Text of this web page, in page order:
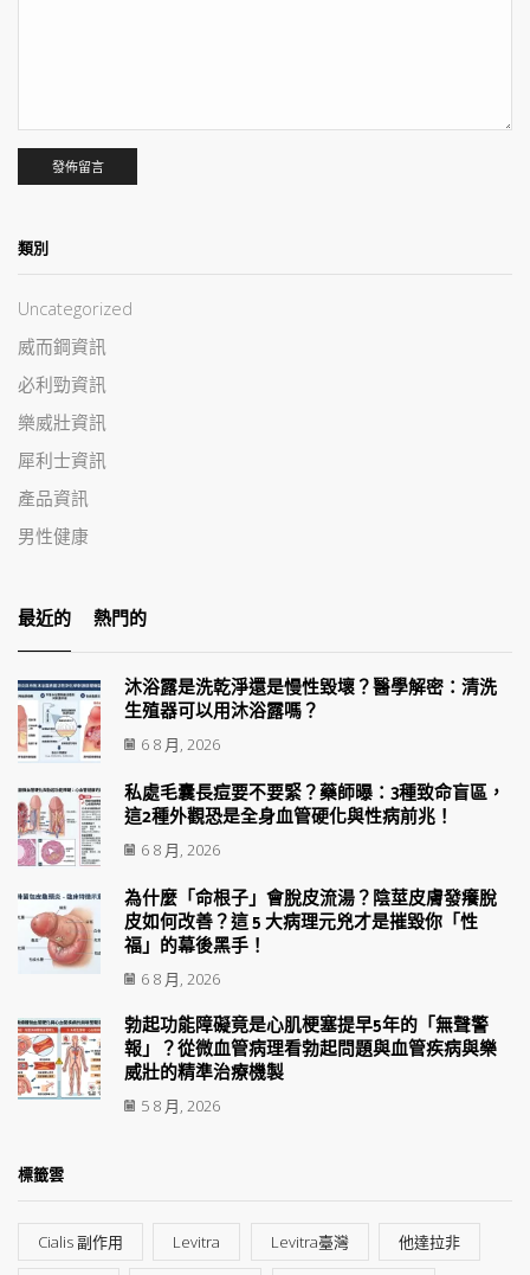
類別
Uncategorized
威而鋼資訊
必利勁資訊
樂威壯資訊
犀利士資訊
產品資訊
男性健康
最近的 熱門的
沐浴露是洗乾淨還是慢性毀壞？醫學解密：清洗
生殖器可以用沐浴露嗎？
6 8 月, 2026
私處毛囊長痘要不要緊？藥師曝：3種致命盲區，
這2種外觀恐是全身血管硬化與性病前兆！
6 8 月, 2026
為什麼「命根子」會脫皮流湯？陰莖皮膚發癢脫
皮如何改善？這 5 大病理元兇才是摧毀你「性
福」的幕後黑手！
6 8 月, 2026
勃起功能障礙竟是心肌梗塞提早5年的「無聲警
報」？從微血管病理看勃起問題與血管疾病與樂
威壯的精準治療機製
5 8 月, 2026
標籤雲
Cialis 副作用 Levitra Levitra臺灣 他達拉非